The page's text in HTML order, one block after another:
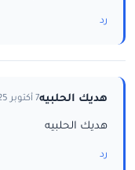
رد
هديك الحلبيه7 أكتوبر 2025
هديك الحلبيه
رد